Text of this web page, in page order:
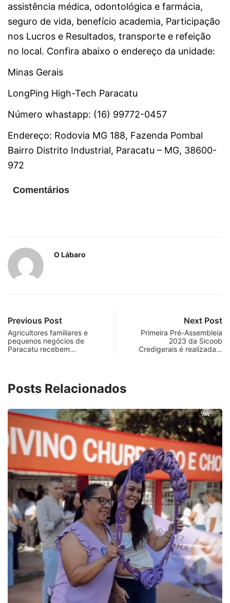
assistência médica, odontológica e farmácia,
seguro de vida, benefício academia, Participação
nos Lucros e Resultados, transporte e refeição
no local. Confira abaixo o endereço da unidade:
Minas Gerais
LongPing High-Tech Paracatu
Número whastapp: (16) 99772-0457
Endereço: Rodovia MG 188, Fazenda Pombal
Bairro Distrito Industrial, Paracatu – MG, 38600-
972
Comentários
O Lábaro
Previous Post
Agricultores familiares e
pequenos negócios de
Paracatu recebem…
Next Post
Primeira Pré-Assembleia
2023 da Sicoob
Credigerais é realizada…
Posts Relacionados